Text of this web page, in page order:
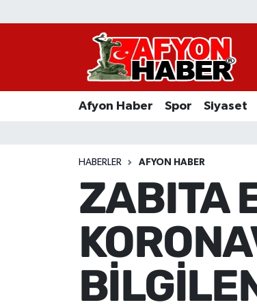
Afyon Haber Spor Siyaset
HABERLER AFYON HABER
ZABITA
Afyon Haber
Asayiş Yaşam